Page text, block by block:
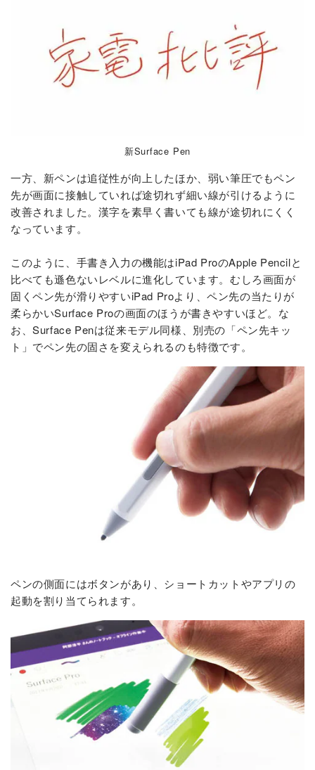
新Surface Pen
一方、新ペンは追従性が向上したほか、弱い筆圧でもペン
先が画面に接触していれば途切れず細い線が引けるように
改善されました。漢字を素早く書いても線が途切れにくく
なっています。
このように、手書き入力の機能はiPad ProのApple Pencilと
比べても遜色ないレベルに進化しています。むしろ画面が
固くペン先が滑りやすいiPad Proより、ペン先の当たりが
柔らかいSurface Proの画面のほうが書きやすいほど。な
お、Surface Penは従来モデル同様、別売の「ペン先キッ
ト」でペン先の固さを変えられるのも特徴です。
ペンの側面にはボタンがあり、ショートカットやアプリの
起動を割り当てられます。